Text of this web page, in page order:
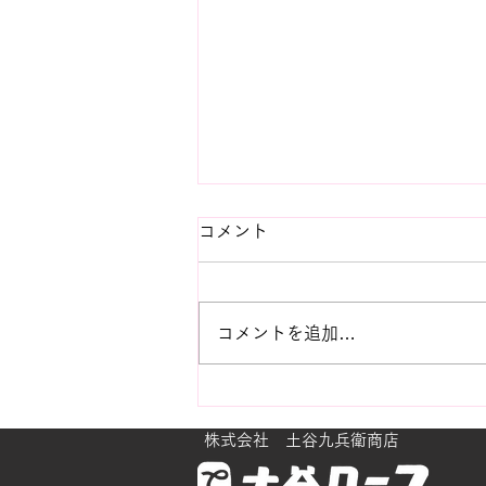
コメント
コメントを追加…
株式会社 土谷九兵衛商店